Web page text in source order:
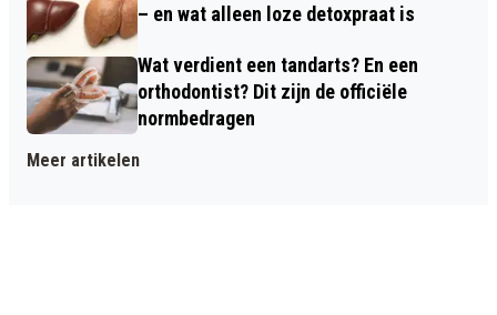
– en wat alleen loze detoxpraat is
Wat verdient een tandarts? En een
orthodontist? Dit zijn de officiële
normbedragen
Meer artikelen